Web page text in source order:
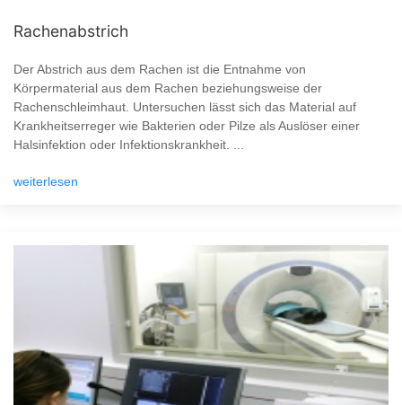
Rachenabstrich
Der Abstrich aus dem Rachen ist die Entnahme von
Körpermaterial aus dem Rachen beziehungsweise der
Rachenschleimhaut. Untersuchen lässt sich das Material auf
Krankheitserreger wie Bakterien oder Pilze als Auslöser einer
Halsinfektion oder Infektionskrankheit. ...
weiterlesen